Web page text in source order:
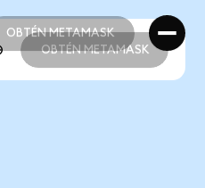
OBTÉN METAMASK
OBTÉN METAMASK
OBTÉN METAMASK